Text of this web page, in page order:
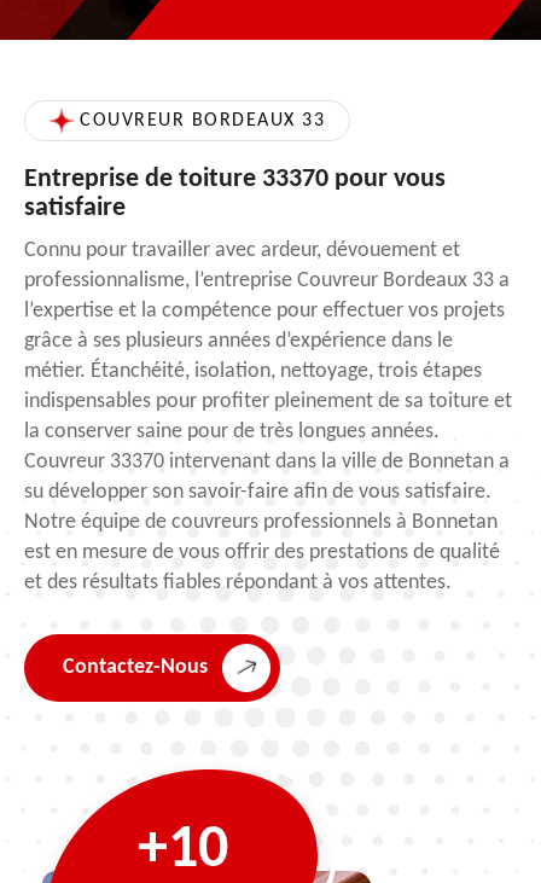
COUVREUR BORDEAUX 33
Entreprise de toiture 33370 pour vous
satisfaire
Connu pour travailler avec ardeur, dévouement et
professionnalisme, l’entreprise Couvreur Bordeaux 33 a
l’expertise et la compétence pour effectuer vos projets
grâce à ses plusieurs années d’expérience dans le
métier. Étanchéité, isolation, nettoyage, trois étapes
indispensables pour profiter pleinement de sa toiture et
la conserver saine pour de très longues années.
Couvreur 33370 intervenant dans la ville de Bonnetan a
su développer son savoir-faire afin de vous satisfaire.
Notre équipe de couvreurs professionnels à Bonnetan
est en mesure de vous offrir des prestations de qualité
et des résultats fiables répondant à vos attentes.
Contactez-Nous
+10